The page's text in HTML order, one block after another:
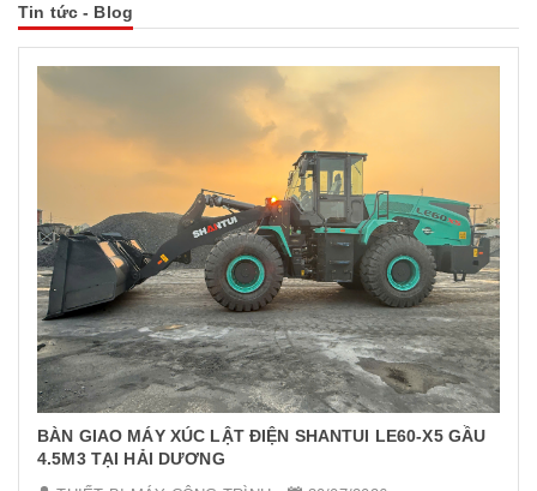
Tin tức - Blog
BÀN GIAO MÁY XÚC LẬT ĐIỆN SHANTUI LE60-X5 GẦU
4.5M3 TẠI HẢI DƯƠNG